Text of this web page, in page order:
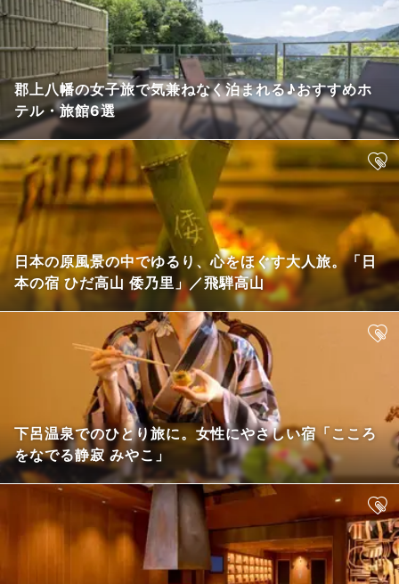
郡上八幡の女子旅で気兼ねなく泊まれる♪おすすめホ
テル・旅館6選
日本の原風景の中でゆるり、心をほぐす大人旅。「日
本の宿 ひだ高山 倭乃里」／飛騨高山
下呂温泉でのひとり旅に。女性にやさしい宿「こころ
をなでる静寂 みやこ」